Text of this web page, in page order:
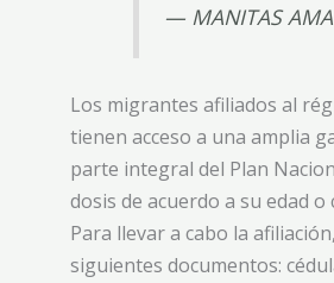
— MANITAS
Los migrantes afiliados al
tienen acceso a una amplia
parte integral del Plan
dosis de acuerdo a su edad
Para llevar a cabo la
siguientes documentos: